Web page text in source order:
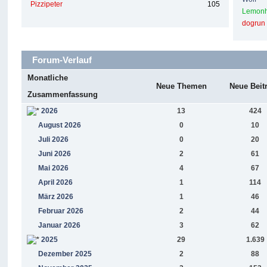
Pizzipeter 105
dogrun
Forum-Verlauf
Monatliche
Zusammenfassung
Neue Themen Neue
2026 13
424
August 2026
0
10
Juli 2026
0
20
Juni 2026
2
61
Mai 2026
4
67
April 2026
1
114
März 2026
1
46
Februar 2026
2
44
Januar 2026
3
62
2025
29
1.639
Dezember 2025
2
88